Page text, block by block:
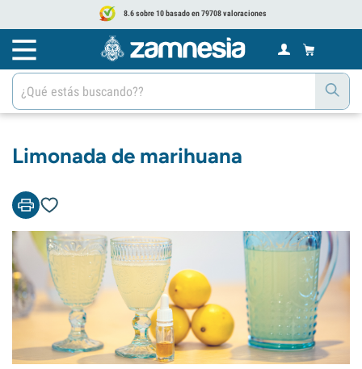
8.6 sobre 10 basado en 79708 valoraciones
Limonada de marihuana